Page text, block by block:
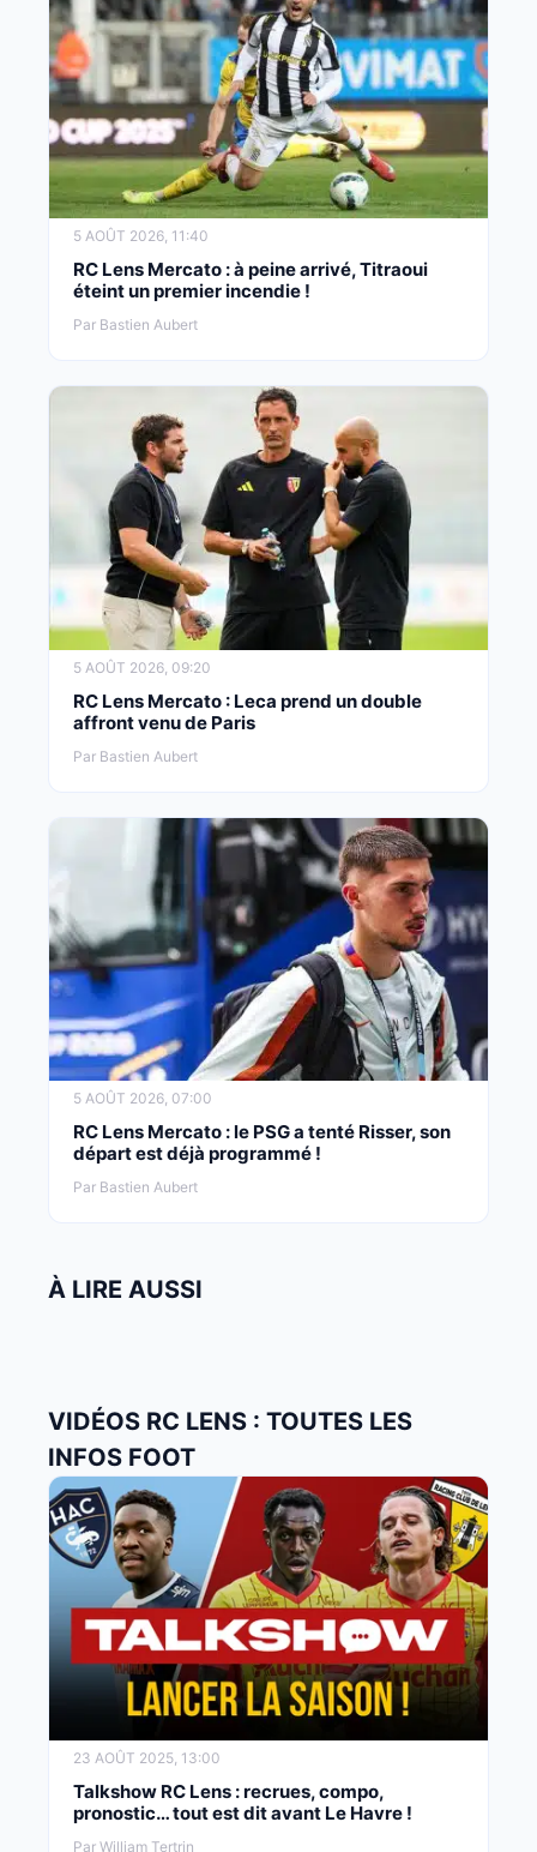
5 AOÛT 2026, 11:40
RC Lens Mercato : à peine arrivé, Titraoui
éteint un premier incendie !
Par Bastien Aubert
5 AOÛT 2026, 09:20
RC Lens Mercato : Leca prend un double
affront venu de Paris
Par Bastien Aubert
5 AOÛT 2026, 07:00
RC Lens Mercato : le PSG a tenté Risser, son
départ est déjà programmé !
Par Bastien Aubert
À LIRE AUSSI
VIDÉOS RC LENS : TOUTES LES
INFOS FOOT
23 AOÛT 2025, 13:00
Talkshow RC Lens : recrues, compo,
pronostic… tout est dit avant Le Havre !
Par William Tertrin